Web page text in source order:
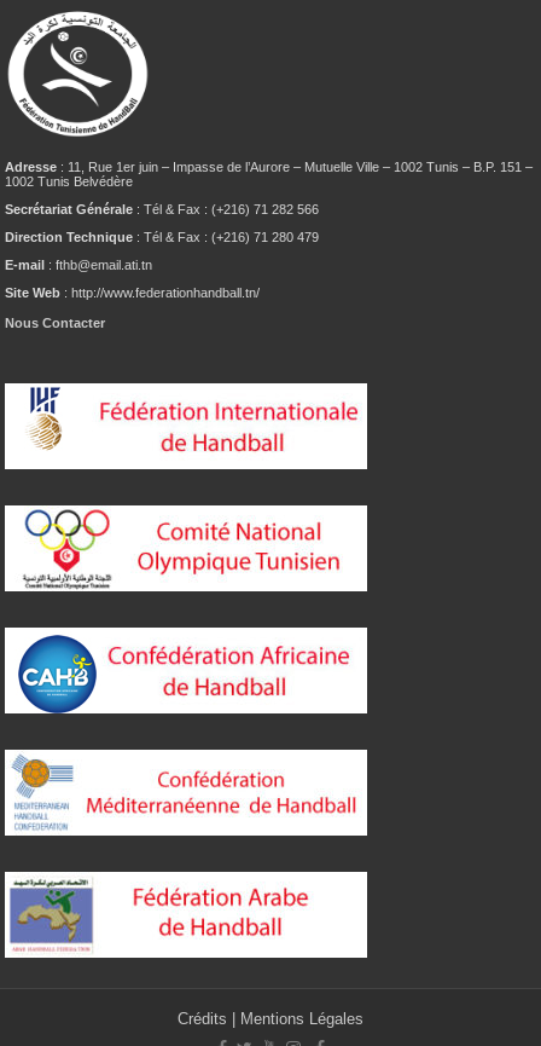
Adresse : 11, Rue 1er juin – Impasse de l’Aurore – Mutuelle Ville – 1002 Tunis – B.P. 151 –
1002 Tunis Belvédère
Secrétariat Générale : Tél & Fax : (+216) 71 282 566
Direction Technique : Tél & Fax : (+216) 71 280 479
E-mail : fthb@email.ati.tn
Site Web : http://www.federationhandball.tn/
Nous Contacter
Crédits Mentions Légales